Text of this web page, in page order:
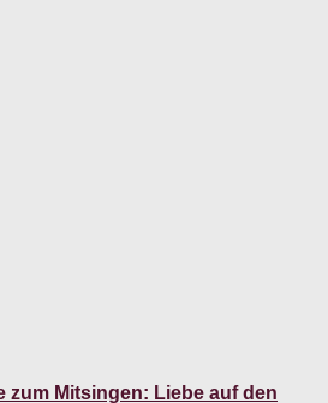
zum Mitsingen: Liebe auf den